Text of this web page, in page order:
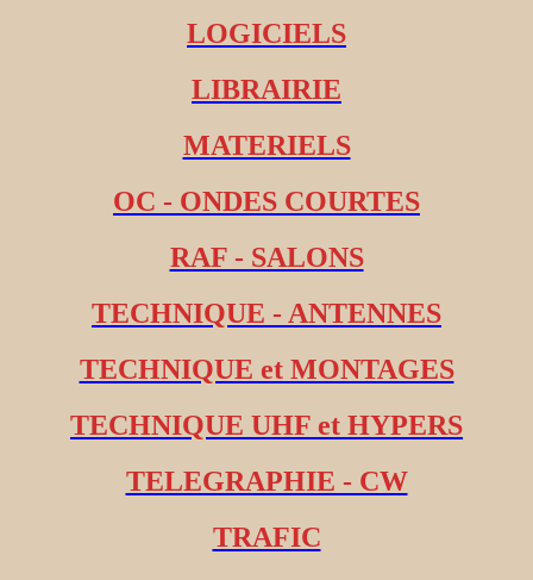
LOGICIELS
LIBRAIRIE
MATERIELS
OC - ONDES COURTES
RAF - SALONS
TECHNIQUE - ANTENNES
TECHNIQUE et MONTAGES
TECHNIQUE UHF et HYPERS
TELEGRAPHIE - CW
TRAFIC